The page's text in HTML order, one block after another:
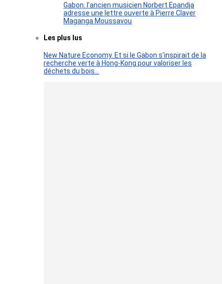
Gabon: l’ancien musicien Norbert Epandja
adresse une lettre ouverte à Pierre Claver
Maganga Moussavou
Les plus lus
New Nature Economy. Et si le Gabon s’inspirait de la
recherche verte à Hong-Kong pour valoriser les
déchets du bois…